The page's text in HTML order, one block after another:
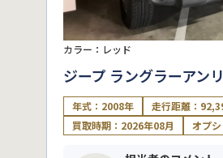
カラー：レッド
ジープ ラングラーアン
年式：2008年
走行距離：
買取時期：2026年08月
オプ